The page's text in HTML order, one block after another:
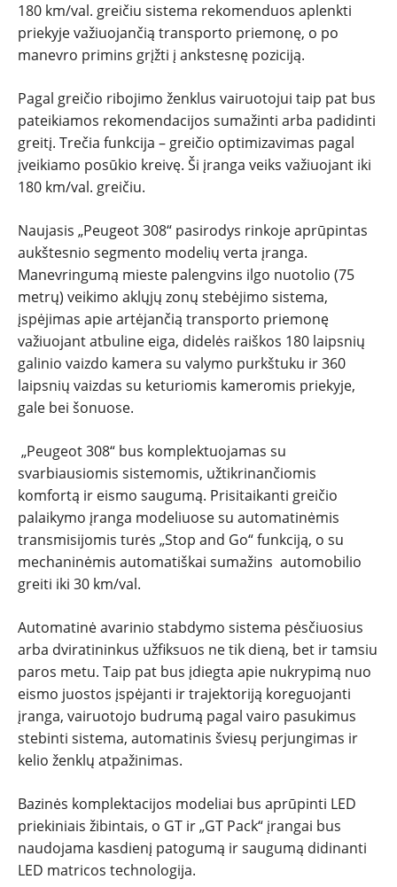
180 km/val. greičiu sistema rekomenduos aplenkti
priekyje važiuojančią transporto priemonę, o po
manevro primins grįžti į ankstesnę poziciją.
Pagal greičio ribojimo ženklus vairuotojui taip pat bus
pateikiamos rekomendacijos sumažinti arba padidinti
greitį. Trečia funkcija – greičio optimizavimas pagal
įveikiamo posūkio kreivę. Ši įranga veiks važiuojant iki
180 km/val. greičiu.
Naujasis „Peugeot 308“ pasirodys rinkoje aprūpintas
aukštesnio segmento modelių verta įranga.
Manevringumą mieste palengvins ilgo nuotolio (75
metrų) veikimo aklųjų zonų stebėjimo sistema,
įspėjimas apie artėjančią transporto priemonę
važiuojant atbuline eiga, didelės raiškos 180 laipsnių
galinio vaizdo kamera su valymo purkštuku ir 360
laipsnių vaizdas su keturiomis kameromis priekyje,
gale bei šonuose.
„Peugeot 308“ bus komplektuojamas su
svarbiausiomis sistemomis, užtikrinančiomis
komfortą ir eismo saugumą. Prisitaikanti greičio
palaikymo įranga modeliuose su automatinėmis
transmisijomis turės „Stop and Go“ funkciją, o su
mechaninėmis automatiškai sumažins automobilio
greiti iki 30 km/val.
Automatinė avarinio stabdymo sistema pėsčiuosius
arba dviratininkus užfiksuos ne tik dieną, bet ir tamsiu
paros metu. Taip pat bus įdiegta apie nukrypimą nuo
eismo juostos įspėjanti ir trajektoriją koreguojanti
įranga, vairuotojo budrumą pagal vairo pasukimus
stebinti sistema, automatinis šviesų perjungimas ir
kelio ženklų atpažinimas.
Bazinės komplektacijos modeliai bus aprūpinti LED
priekiniais žibintais, o GT ir „GT Pack“ įrangai bus
naudojama kasdienį patogumą ir saugumą didinanti
LED matricos technologija.